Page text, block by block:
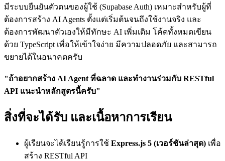
มีระบบยืนยันตัวตนของผู้ใช้ (Supabase Auth) เหมาะสำหรับผู้ที่
ต้องการสร้าง AI Agents ตั้งแต่เริ่มต้นจนถึงใช้งานจริง และ
ต้องการพัฒนาตัวเองให้มีทักษะ AI เพิ่มเติม โค้ดทั้งหมดเขียน
ด้วย TypeScript เพื่อให้เข้าใจง่าย มีความปลอดภัย และสามารถ
ขยายได้ในอนาคตครับ
"ถ้าอยากสร้าง AI Agent ที่ฉลาด และทำงานร่วมกับ RESTful
API แนะนำหลักสูตรนี้ครับ"
สิ่งที่จะได้รับ และเนื้อหาการเรียน
ผู้เรียนจะได้เรียนรู้การใช้ Express.js 5 (เวอร์ชันล่าสุด) เพื่อ
สร้าง RESTful API